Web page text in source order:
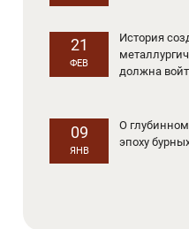
21
ФЕВ
История
должна
09
ЯНВ
О
эпоху